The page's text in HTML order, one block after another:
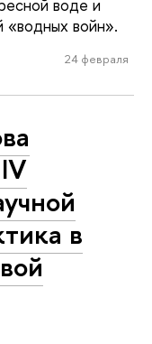
воде и
«водных войн».
24 февраля
в